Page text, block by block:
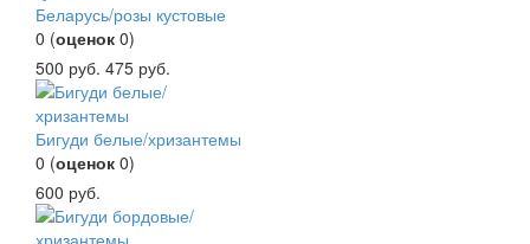
Беларусь/розы кустовые
0 (оценок 0)
500 руб. 475 руб.
Бигуди белые/хризантемы
0 (оценок 0)
600 руб.